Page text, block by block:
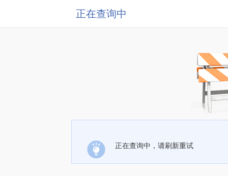
正在查询中
正在查询中，请刷新重试